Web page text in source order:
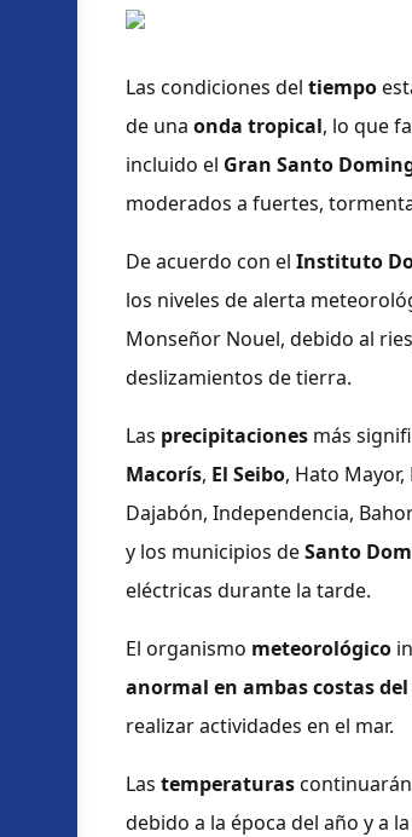
Las condiciones del tiempo
de una onda tropical, lo que
incluido el Gran Santo
moderados a fuertes,
De acuerdo con el Instituto
los niveles de alerta
Monseñor Nouel, debido al
deslizamientos de tierra.
Las precipitaciones más
Macorís, El Seibo, Hato Mayor,
Dajabón, Independencia,
y los municipios deSanto
eléctricas durante la tarde.
El organismo meteorológico
anormal en ambas costas
realizar actividades en el mar.
Las temperaturas
debido a la época del año y a